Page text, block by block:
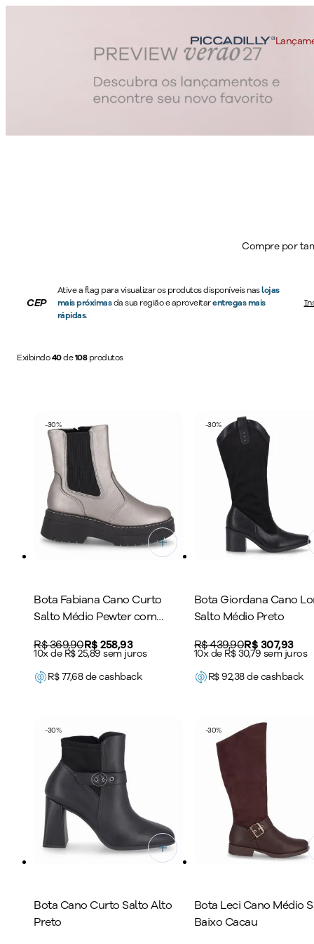
As botas
Compre por
CEP
Ative a flag para visualizar os produtos disponíveis naslojas
mais próximasda sua região e aproveitarentregas mais
rápidas.
Exibindo40de108produtos
-30%
Bota Fabiana Cano Curto
Salto Médio Pewter com
Original price:
R$ 369,90Price:
R$ 258,93
10x de R$ 25,89 sem juros
R$77,68de cashback
-30%
Bota Giordana Cano
Salto Médio Preto
Original price:
R$ 439,90Price:
R$ 307,93
10x de R$ 30,79 sem juros
R$92,38de cashback
-30%
Bota Cano Curto Salto Alto
Preto
-30%
Bota Leci Cano Médio
Baixo Cacau
Botas | Piccadilly